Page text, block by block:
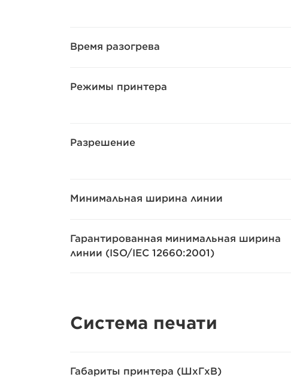
Время разогрева
Режимы принтера
Разрешение
Минимальная ширина линии
Гарантированная минимальная ширина
линии (ISO/IEC 12660:2001)
Система печати
Габариты принтера (ШxГxВ)